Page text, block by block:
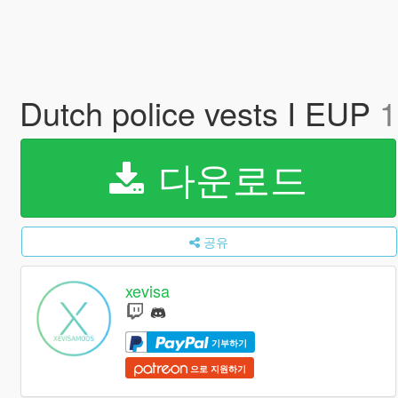
Dutch police vests I EUP
다운로드
공유
xevisa
기부하기
으로 지원하기